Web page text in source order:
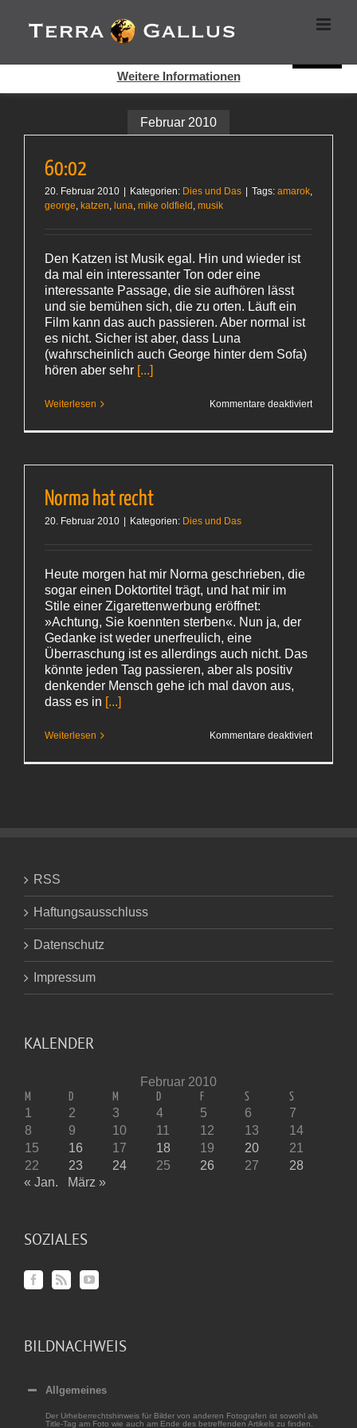
Inhalt
springen
Februar 2010
60:02
20. Februar 2010 Kategorien: Dies und Das Tags: amarok,
george, katzen, luna, mike oldfield , musik
Den Katzen ist Musik egal. Hin und wieder ist
da mal ein interessanter Ton oder eine
interessante Passage, die sie aufhören lässt
und sie bemühen sich, die zu orten. Läuft ein
Film kann das auch passieren. Aber normal ist
es nicht. Sicher ist aber, dass Luna
(wahrscheinlich auch George hinter dem Sofa)
hören aber sehr [...]
Weiterlesen Kommentare deaktiviertfür
Norma hat recht
20. Februar 2010 Kategorien: Dies und Das
Heute morgen hat mir Norma geschrieben, die
sogar einen Doktortitel trägt, und hat mir im
Stile einer Zigarettenwerbung eröffnet:
»Achtung, Sie koennten sterben«. Nun ja, der
Gedanke ist weder unerfreulich, eine
Überraschung ist es allerdings auch nicht. Das
könnte jeden Tag passieren, aber als positiv
denkender Mensch gehe ich mal davon aus,
dass es in [...]
Weiterlesen Kommentare deaktiviertfür
RSS
Haftungsausschluss
Datenschutz
Impressum
KALENDER
Februar 2010
M D M D F S S
1 2 3 4 5 6
7
8
9 10 11 12 13
14
15
16 17 18 19 20
21
22
23 24 25 26 27
28
« Jan.
März »
SOZIALES
BILDNACHWEIS
Allgemeines
Der Urheberrechtshinweis für Bilder von anderen Fotografen ist sowohl als
Title-Tag am Foto wie auch am Ende des betreffenden Artikels zu finden.
Cookies helfen auf auf dieser Seite bei der Bereitstellung der
Dienste. Durch die Nutzung dieser Webseite erklären Sie sich
Weitere Informationen